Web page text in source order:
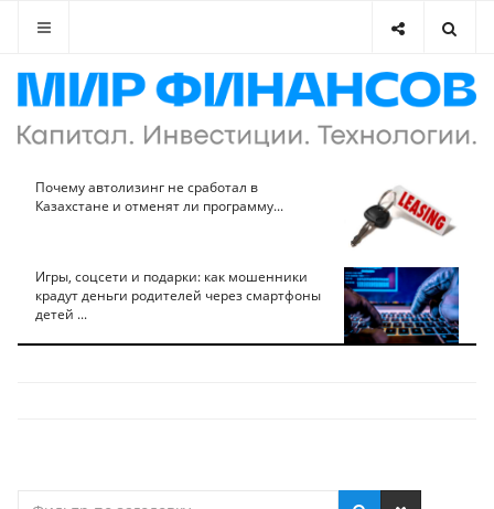
Почему автолизинг не сработал в
Казахстане и отменят ли программу...
Игры, соцсети и подарки: как мошенники
крадут деньги родителей через смартфоны
детей ...